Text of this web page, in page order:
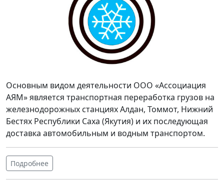
Основным видом деятельности ООО «Ассоциация
АЯМ» является транспортная переработка грузов на
железнодорожных станциях Алдан, Томмот, Нижний
Бестях Республики Саха (Якутия) и их последующая
доставка автомобильным и водным транспортом.
Подробнее